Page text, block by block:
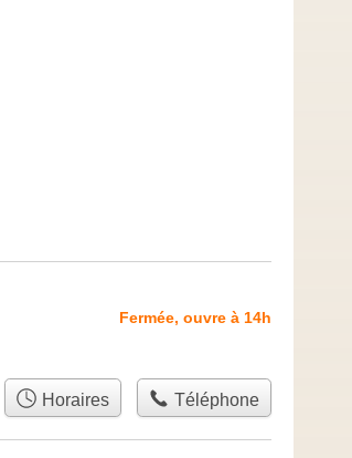
Fermée, ouvre à 14h
Horaires Téléphone